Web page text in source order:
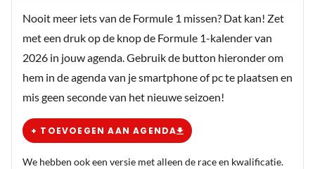
Nooit meer iets van de Formule 1 missen? Dat kan! Zet
met een druk op de knop de Formule 1-kalender van
2026 in jouw agenda. Gebruik de button hieronder om
hem in de agenda van je smartphone of pc te plaatsen en
mis geen seconde van het nieuwe seizoen!
+ TOEVOEGEN AAN AGENDA
We hebben ook een versie met alleen de race en kwalificatie.